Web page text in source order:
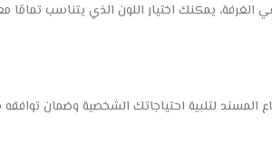
يمكنك اختيار اللون الذي يتناسب تمامًا مع
المسند لتلبية احتياجاتك الشخصية وضمان